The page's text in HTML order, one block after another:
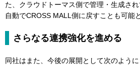
た、クラウドトーマス側で管理・生成さ
自動でCROSS MALL側に戻すことも可能
さらなる連携強化を進める
同社はまた、今後の展開として次のように